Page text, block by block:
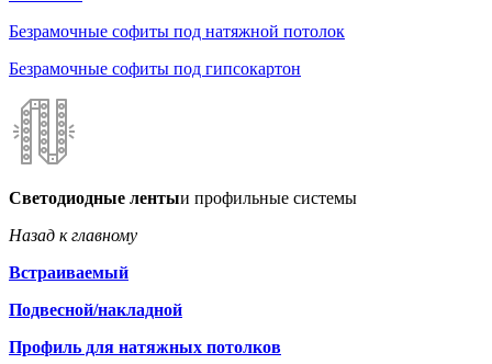
Безрамочные софиты под натяжной потолок
Безрамочные софиты под гипсокартон
Светодиодные лентыи профильные системы
Назад к главному
Встраиваемый
Подвесной/накладной
Профиль для натяжных потолков